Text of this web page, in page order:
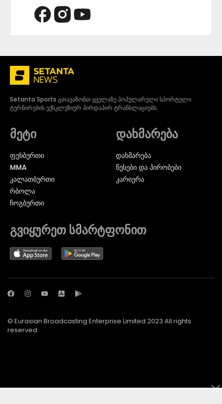
Setanta Sports გთავაზობთ ყველაზე პოპულარული სპორტული
ტურნირების ექსკლუზიურ პირდაპირ ტრანსლაციებს.
მეტი
ᲤᲔᲮᲑᲣᲠᲗᲘ
MMA
ᲙᲐᲚᲐᲗᲑᲣᲠᲗᲘ
ᲠᲑᲝᲚᲐ
ᲩᲝᲒᲑᲣᲠᲗᲘ
დახმარება
დახმარება
წესები და პირობები
კარიერა
გვიყურეთ სმარტფონით
© Eurasian Broadcasting Enterprise Limited 2023 All rights
reserved